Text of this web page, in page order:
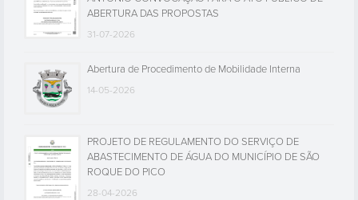
ABERTURA DAS PROPOSTAS
31-07-2026
Abertura de Procedimento de Mobilidade Interna
14-05-2026
PROJETO DE REGULAMENTO DO SERVIÇO DE
ABASTECIMENTO DE ÁGUA DO MUNICÍPIO DE SÃO
ROQUE DO PICO
28-04-2026